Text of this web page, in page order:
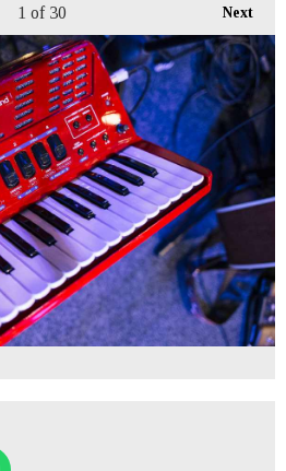
Next
1 of 30